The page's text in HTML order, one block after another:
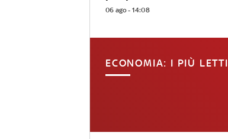
06 ago - 14:08
ECONOMIA: I PIÙ LETTI